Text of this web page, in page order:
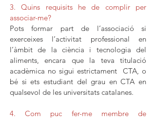
3. Quins requisits he de complir per
associar-me?
Pots formar part de l’associació si
exerceixes l’activitat professional en
l’àmbit de la ciència i tecnologia del
aliments, encara que la teva titulació
acadèmica no sigui estrictament CTA, o
bé si ets estudiant del grau en CTA en
qualsevol de les universitats catalanes.
4. Com puc fer-me membre de